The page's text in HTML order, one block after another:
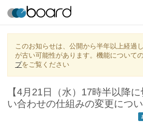
このお知らせは、公開から半年以上経過
が古い可能性があります。機能について
プをご覧ください
【4月21日（水）17時半以降
い合わせの仕組みの変更につ